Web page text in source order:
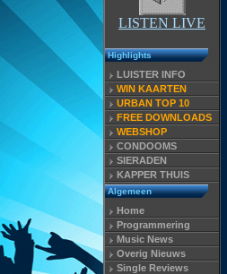
LISTEN LIVE
Highlights
LUISTER INFO
WIN KAARTEN
URBAN TOP 10
FREE DOWNLOADS
WEBSHOP
CONDOOMS
SIERADEN
KAPPER THUIS
Algemeen
Home
Programmering
Music News
Overig Nieuws
Single Reviews